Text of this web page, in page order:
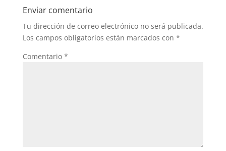
Enviar comentario
Tu dirección de correo electrónico no será publicada.
Los campos obligatorios están marcados con *
Comentario *